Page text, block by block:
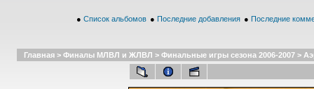
● Список альбомов ● Последние добавления ● Последние
Главная > Финалы МЛВЛ и ЖЛВЛ > Финальные игры сезона 2006-2007 >